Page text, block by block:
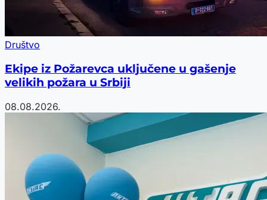
Društvo
Ekipe iz Požarevca uključene u gašenje
velikih požara u Srbiji
08.08.2026.